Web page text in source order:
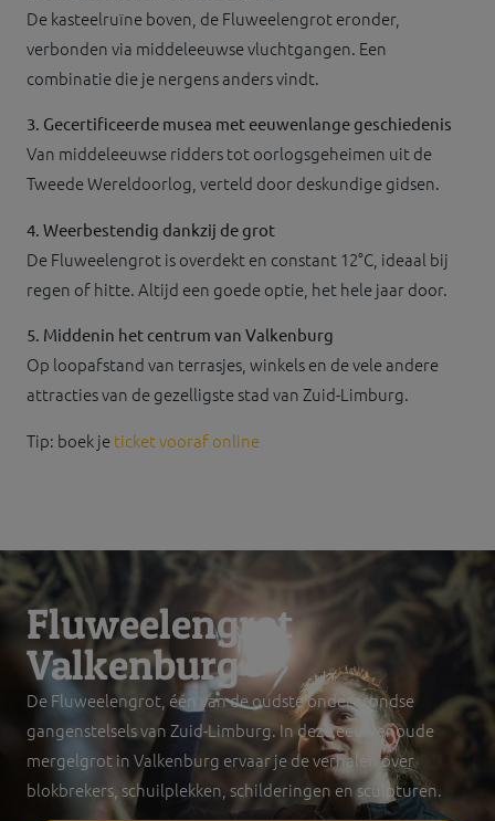
De kasteelruïne boven, de Fluweelengrot eronder,
verbonden via middeleeuwse vluchtgangen. Een
combinatie die je nergens anders vindt.
3. Gecertificeerde musea met eeuwenlange geschiedenis
Van middeleeuwse ridders tot oorlogsgeheimen uit de
Tweede Wereldoorlog, verteld door deskundige gidsen.
4. Weerbestendig dankzij de grot
De Fluweelengrot is overdekt en constant 12°C, ideaal bij
regen of hitte. Altijd een goede optie, het hele jaar door.
5. Middenin het centrum van Valkenburg
Op loopafstand van terrasjes, winkels en de vele andere
attracties van de gezelligste stad van Zuid-Limburg.
Tip: boek jeticket vooraf online
Fluweelengrot
Valkenburg
De Fluweelengrot, één van de oudste ondergrondse
gangenstelsels van Zuid-Limburg. In deze eeuwenoude
mergelgrot in Valkenburg ervaar je de verhalen over
blokbrekers, schuilplekken, schilderingen en sculpturen.